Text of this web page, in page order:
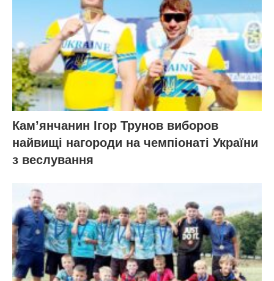
Кам’янчанин Ігор Трунов виборов
найвищі нагороди на чемпіонаті України
з веслування